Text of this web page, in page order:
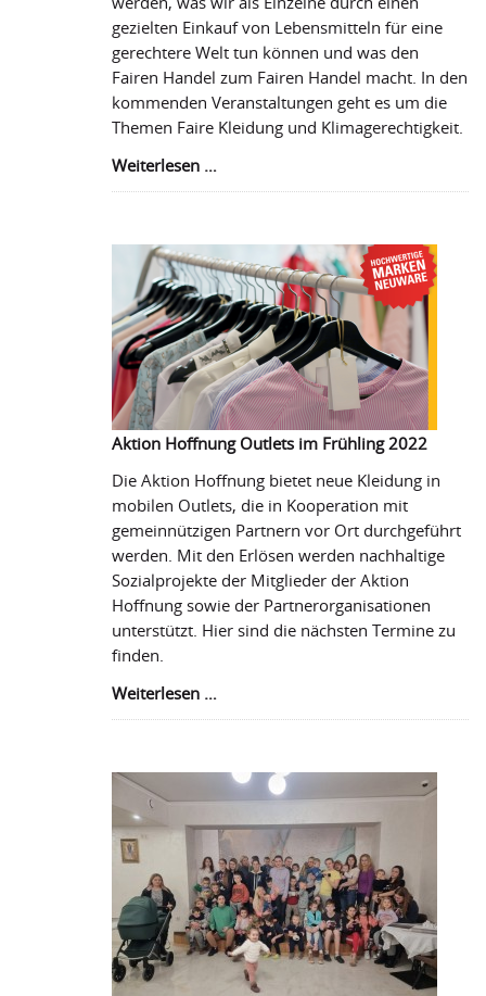
gezielten Einkauf von Lebensmitteln für eine
gerechtere Welt tun können und was den
Fairen Handel zum Fairen Handel macht. In den
kommenden Veranstaltungen geht es um die
Themen Faire Kleidung und Klimagerechtigkeit.
Weiterlesen …
Gesprächsreihe
Aktion Hoffnung Outlets im Frühling 2022
Die Aktion Hoffnung bietet neue Kleidung in
mobilen Outlets, die in Kooperation mit
gemeinnützigen Partnern vor Ort durchgeführt
werden. Mit den Erlösen werden nachhaltige
Sozialprojekte der Mitglieder der Aktion
Hoffnung sowie der Partnerorganisationen
unterstützt. Hier sind die nächsten Termine zu
finden.
Weiterlesen …
Frühling
2022